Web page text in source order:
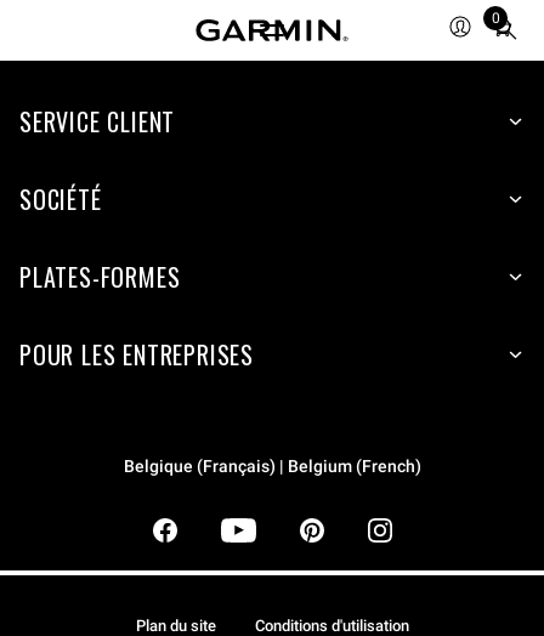
0
Total
items
cart:
SERVICE CLIENT
SOCIÉTÉ
PLATES-FORMES
POUR LES ENTREPRISES
Belgique (Français) | Belgium (French)
Plan du site Conditions d'utilisation